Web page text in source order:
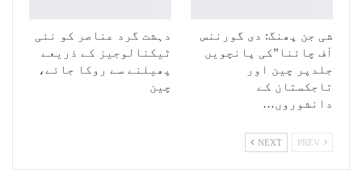
شی جن پھنگ: دی گورننس
آف چائنا”کی پانچویں
جلدپر چین اور
تاجکستان کے
دانشوروں…
دہشت گرد عناصر کو نئی
ٹیکنالوجیز کے ذریعے
پھیلنے سے روکا جائے،
چین
NEXT